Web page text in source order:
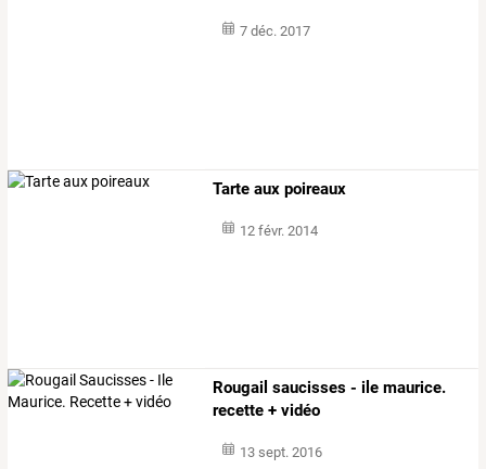
7 déc. 2017
Tarte aux poireaux
12 févr. 2014
Rougail saucisses - ile maurice.
recette + vidéo
13 sept. 2016